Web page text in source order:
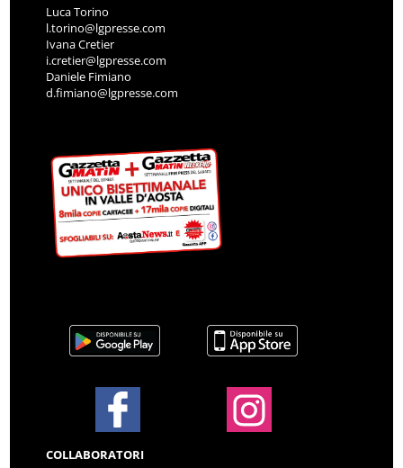
Luca Torino
l.torino@lgpresse.com
Ivana Cretier
i.cretier@lgpresse.com
Daniele Fimiano
d.fimiano@lgpresse.com
COLLABORATORI